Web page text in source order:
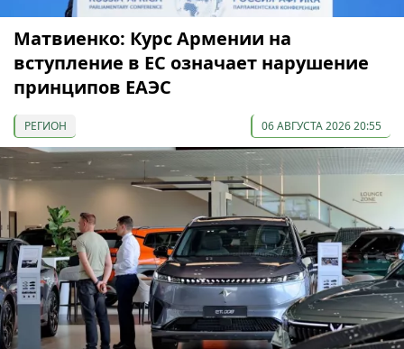
Матвиенко: Курс Армении на
вступление в ЕС означает нарушение
принципов ЕАЭС
РЕГИОН 06 АВГУСТА 2026 20:55